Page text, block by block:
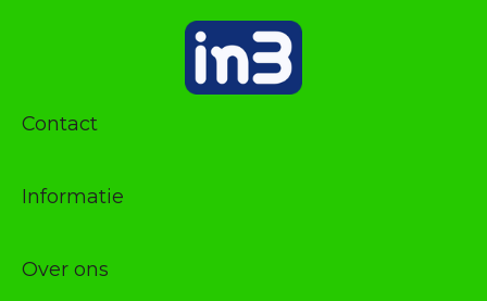
Contact
Informatie
Over ons